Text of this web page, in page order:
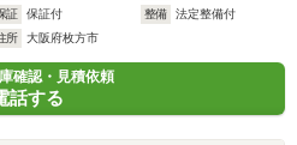
証
保証付 整備
法定整備付
所
大阪府枚方市
確認・見積依頼
話する